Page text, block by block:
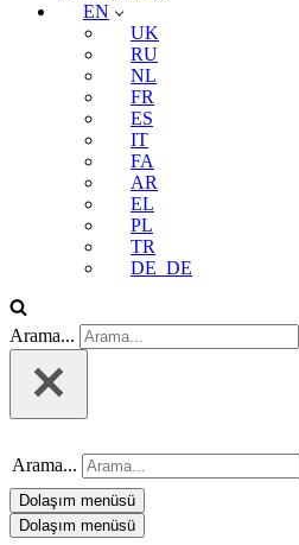
EN
UK
RU
NL
FR
ES
IT
FA
AR
EL
PL
TR
DE_DE
Arama...
Arama...
Dolaşım menüsü
Dolaşım menüsü